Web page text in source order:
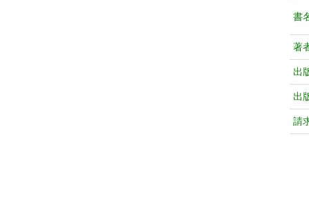
書
著
出
出
請